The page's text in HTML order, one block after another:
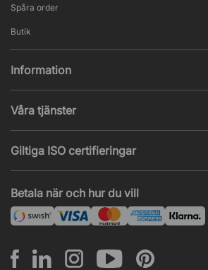
Spåra order
Butik
Information
Försäljningsvillkor
Populära sidor
Nyheter & artiklar
Våra tjänster
Tysta rum & telefonbås
Projekt & offert
Montering
Betala när och hur du vill
Giltiga ISO certifieringar
ISO 14001– Miljöledning
ISO 45001– Arbetsmiljöledning